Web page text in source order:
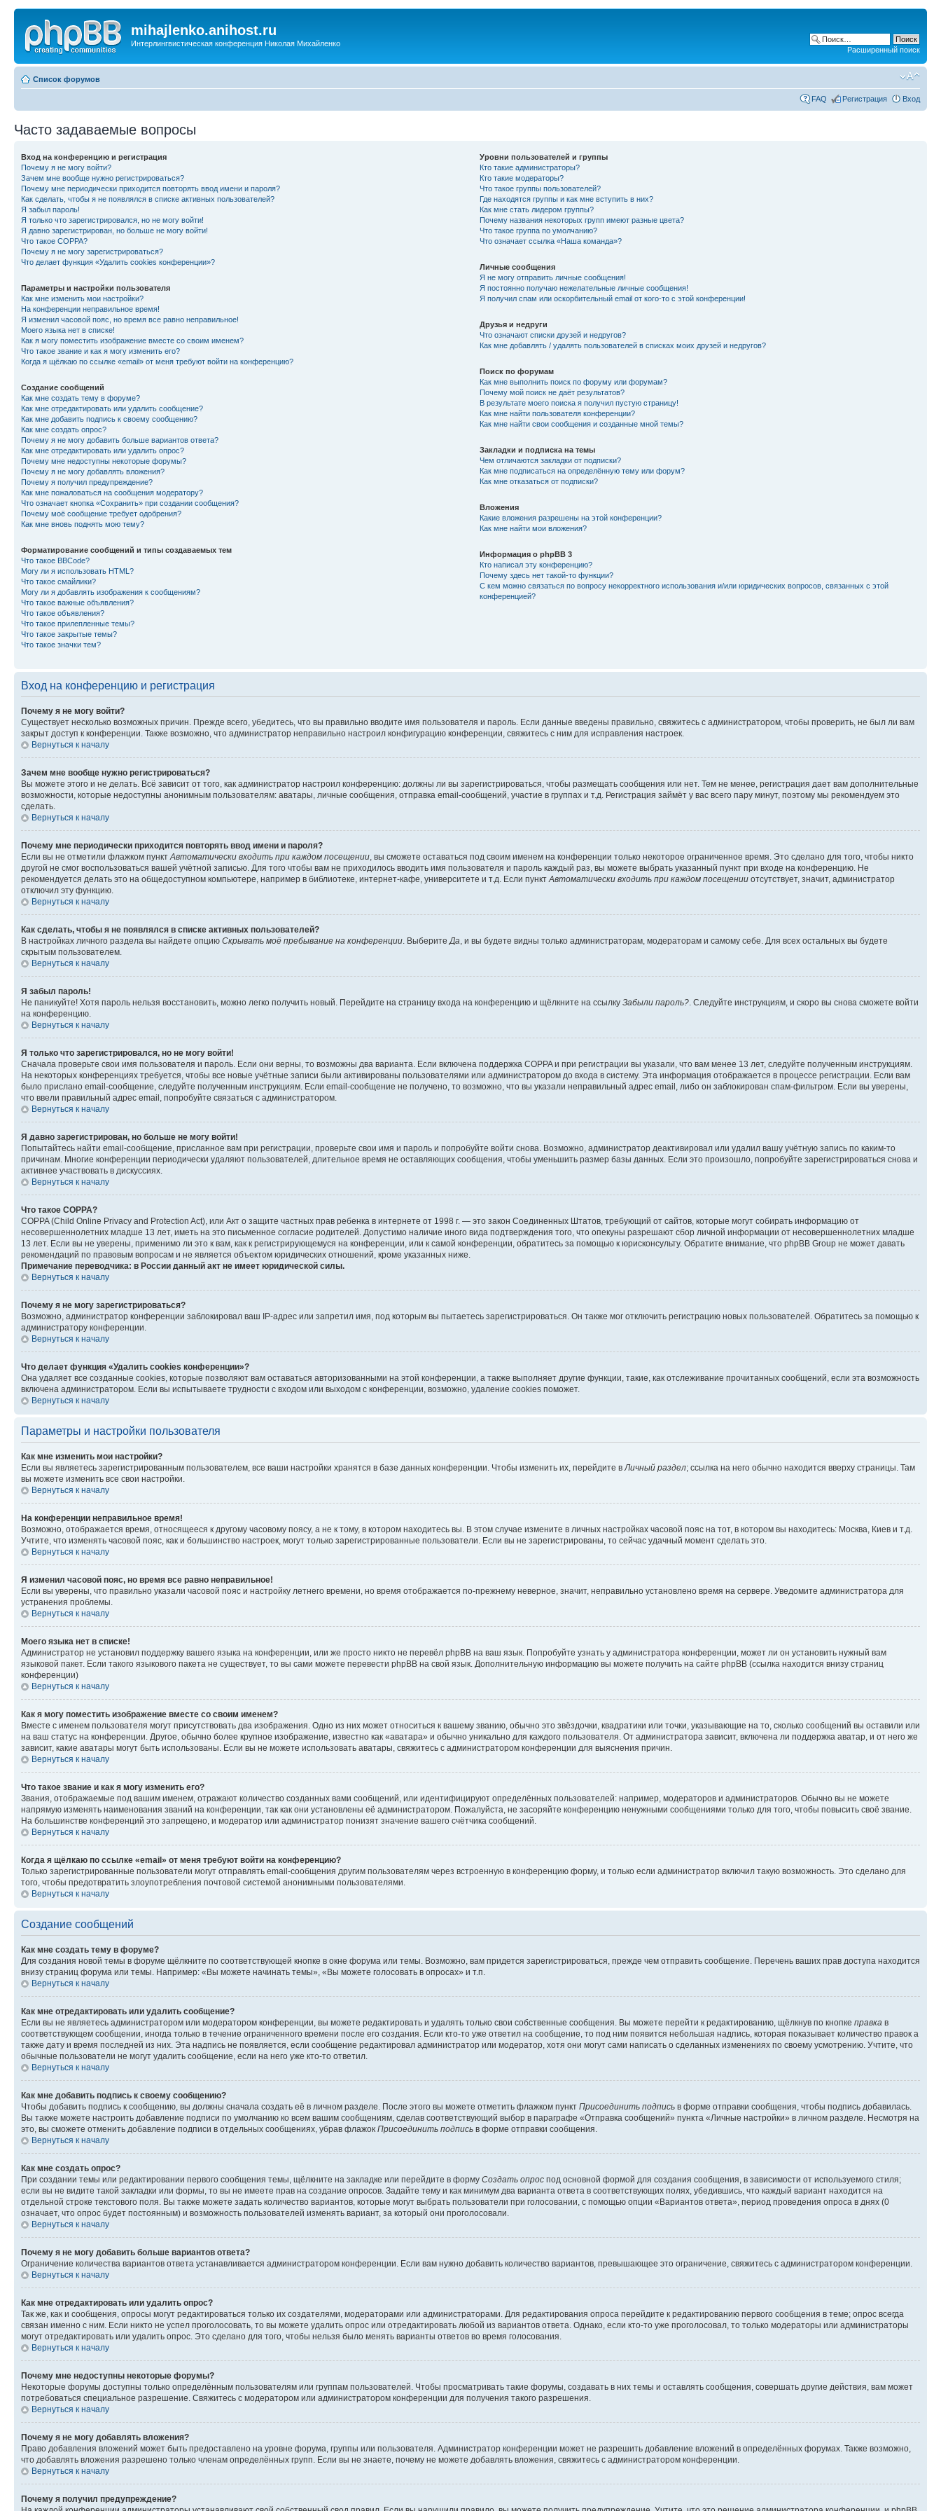
mihajlenko.anihost.ru
Интерлингвистическая конференция Николая Михайленко
Расширенный поиск
Список форумов
FAQ Регистрация Вход
Часто задаваемые вопросы
Вход на конференцию и регистрация
Почему я не могу войти?
Зачем мне вообще нужно регистрироваться?
Почему мне периодически приходится повторять ввод имени и пароля?
Как сделать, чтобы я не появлялся в списке активных пользователей?
Я забыл пароль!
Я только что зарегистрировался, но не могу войти!
Я давно зарегистрирован, но больше не могу войти!
Что такое COPPA?
Почему я не могу зарегистрироваться?
Что делает функция «Удалить cookies конференции»?
Параметры и настройки пользователя
Как мне изменить мои настройки?
На конференции неправильное время!
Я изменил часовой пояс, но время все равно неправильное!
Моего языка нет в списке!
Как я могу поместить изображение вместе со своим именем?
Что такое звание и как я могу изменить его?
Когда я щёлкаю по ссылке «email» от меня требуют войти на конференцию?
Создание сообщений
Как мне создать тему в форуме?
Как мне отредактировать или удалить сообщение?
Как мне добавить подпись к своему сообщению?
Как мне создать опрос?
Почему я не могу добавить больше вариантов ответа?
Как мне отредактировать или удалить опрос?
Почему мне недоступны некоторые форумы?
Почему я не могу добавлять вложения?
Почему я получил предупреждение?
Как мне пожаловаться на сообщения модератору?
Что означает кнопка «Сохранить» при создании сообщения?
Почему моё сообщение требует одобрения?
Как мне вновь поднять мою тему?
Форматирование сообщений и типы создаваемых тем
Что такое BBCode?
Могу ли я использовать HTML?
Что такое смайлики?
Могу ли я добавлять изображения к сообщениям?
Что такое важные объявления?
Что такое объявления?
Что такое прилепленные темы?
Что такое закрытые темы?
Что такое значки тем?
Уровни пользователей и группы
Кто такие администраторы?
Кто такие модераторы?
Что такое группы пользователей?
Где находятся группы и как мне вступить в них?
Как мне стать лидером группы?
Почему названия некоторых групп имеют разные цвета?
Что такое группа по умолчанию?
Что означает ссылка «Наша команда»?
Личные сообщения
Я не могу отправить личные сообщения!
Я постоянно получаю нежелательные личные сообщения!
Я получил спам или оскорбительный email от кого-то с этой конференции!
Друзья и недруги
Что означают списки друзей и недругов?
Как мне добавлять / удалять пользователей в списках моих друзей и недругов?
Поиск по форумам
Как мне выполнить поиск по форуму или форумам?
Почему мой поиск не даёт результатов?
В результате моего поиска я получил пустую страницу!
Как мне найти пользователя конференции?
Как мне найти свои сообщения и созданные мной темы?
Закладки и подписка на темы
Чем отличаются закладки от подписки?
Как мне подписаться на определённую тему или форум?
Как мне отказаться от подписки?
Вложения
Какие вложения разрешены на этой конференции?
Как мне найти мои вложения?
Информация о phpBB 3
Кто написал эту конференцию?
Почему здесь нет такой-то функции?
С кем можно связаться по вопросу некорректного использования и/или юридических вопросов, связанных с этой
конференцией?
Вход на конференцию и регистрация
Почему я не могу войти?
Существует несколько возможных причин. Прежде всего, убедитесь, что вы правильно вводите имя пользователя и пароль. Если данные введены правильно, свяжитесь с администратором, чтобы проверить, не был ли вам
закрыт доступ к конференции. Также возможно, что администратор неправильно настроил конфигурацию конференции, свяжитесь с ним для исправления настроек.
Вернуться к началу
Зачем мне вообще нужно регистрироваться?
Вы можете этого и не делать. Всё зависит от того, как администратор настроил конференцию: должны ли вы зарегистрироваться, чтобы размещать сообщения или нет. Тем не менее, регистрация дает вам дополнительные
возможности, которые недоступны анонимным пользователям: аватары, личные сообщения, отправка email-сообщений, участие в группах и т.д. Регистрация займёт у вас всего пару минут, поэтому мы рекомендуем это
сделать.
Вернуться к началу
Почему мне периодически приходится повторять ввод имени и пароля?
Если вы не отметили флажком пункт Автоматически входить при каждом посещении , вы сможете оставаться под своим именем на конференции только некоторое ограниченное время. Это сделано для того, чтобы никто
другой не смог воспользоваться вашей учётной записью. Для того чтобы вам не приходилось вводить имя пользователя и пароль каждый раз, вы можете выбрать указанный пункт при входе на конференцию. Не
рекомендуется делать это на общедоступном компьютере, например в библиотеке, интернет-кафе, университете и т.д. Если пункт Автоматически входить при каждом посещении отсутствует, значит, администратор
отключил эту функцию.
Вернуться к началу
Как сделать, чтобы я не появлялся в списке активных пользователей?
В настройках личного раздела вы найдете опцию Скрывать моё пребывание на конференции . Выберите Да , и вы будете видны только администраторам, модераторам и самому себе. Для всех остальных вы будете
скрытым пользователем.
Вернуться к началу
Я забыл пароль!
Не паникуйте! Хотя пароль нельзя восстановить, можно легко получить новый. Перейдите на страницу входа на конференцию и щёлкните на ссылку Забыли пароль? . Следуйте инструкциям, и скоро вы снова сможете войти
на конференцию.
Вернуться к началу
Я только что зарегистрировался, но не могу войти!
Сначала проверьте свои имя пользователя и пароль. Если они верны, то возможны два варианта. Если включена поддержка COPPA и при регистрации вы указали, что вам менее 13 лет, следуйте полученным инструкциям.
На некоторых конференциях требуется, чтобы все новые учётные записи были активированы пользователями или администратором до входа в систему. Эта информация отображается в процессе регистрации. Если вам
было прислано email-сообщение, следуйте полученным инструкциям. Если email-сообщение не получено, то возможно, что вы указали неправильный адрес email, либо он заблокирован спам-фильтром. Если вы уверены,
что ввели правильный адрес email, попробуйте связаться с администратором.
Вернуться к началу
Я давно зарегистрирован, но больше не могу войти!
Попытайтесь найти email-сообщение, присланное вам при регистрации, проверьте свои имя и пароль и попробуйте войти снова. Возможно, администратор деактивировал или удалил вашу учётную запись по каким-то
причинам. Многие конференции периодически удаляют пользователей, длительное время не оставляющих сообщения, чтобы уменьшить размер базы данных. Если это произошло, попробуйте зарегистрироваться снова и
активнее участвовать в дискуссиях.
Вернуться к началу
Что такое COPPA?
COPPA (Child Online Privacy and Protection Act), или Акт о защите частных прав ребенка в интернете от 1998 г. — это закон Соединенных Штатов, требующий от сайтов, которые могут собирать информацию от
несовершеннолетних младше 13 лет, иметь на это письменное согласие родителей. Допустимо наличие иного вида подтверждения того, что опекуны разрешают сбор личной информации от несовершеннолетних младше
13 лет. Если вы не уверены, применимо ли это к вам, как к регистрирующемуся на конференции, или к самой конференции, обратитесь за помощью к юрисконсульту. Обратите внимание, что phpBB Group не может давать
рекомендаций по правовым вопросам и не является объектом юридических отношений, кроме указанных ниже.
Примечание переводчика: в России данный акт не имеет юридической силы.
Вернуться к началу
Почему я не могу зарегистрироваться?
Возможно, администратор конференции заблокировал ваш IP-адрес или запретил имя, под которым вы пытаетесь зарегистрироваться. Он также мог отключить регистрацию новых пользователей. Обратитесь за помощью к
администратору конференции.
Вернуться к началу
Что делает функция «Удалить cookies конференции»?
Она удаляет все созданные cookies, которые позволяют вам оставаться авторизованными на этой конференции, а также выполняет другие функции, такие, как отслеживание прочитанных сообщений, если эта возможность
включена администратором. Если вы испытываете трудности с входом или выходом с конференции, возможно, удаление cookies поможет.
Вернуться к началу
Параметры и настройки пользователя
Как мне изменить мои настройки?
Если вы являетесь зарегистрированным пользователем, все ваши настройки хранятся в базе данных конференции. Чтобы изменить их, перейдите в Личный раздел; ссылка на него обычно находится вверху страницы. Там
вы можете изменить все свои настройки.
Вернуться к началу
На конференции неправильное время!
Возможно, отображается время, относящееся к другому часовому поясу, а не к тому, в котором находитесь вы. В этом случае измените в личных настройках часовой пояс на тот, в котором вы находитесь: Москва, Киев и т.д.
Учтите, что изменять часовой пояс, как и большинство настроек, могут только зарегистрированные пользователи. Если вы не зарегистрированы, то сейчас удачный момент сделать это.
Вернуться к началу
Я изменил часовой пояс, но время все равно неправильное!
Если вы уверены, что правильно указали часовой пояс и настройку летнего времени, но время отображается по-прежнему неверное, значит, неправильно установлено время на сервере. Уведомите администратора для
устранения проблемы.
Вернуться к началу
Моего языка нет в списке!
Администратор не установил поддержку вашего языка на конференции, или же просто никто не перевёл phpBB на ваш язык. Попробуйте узнать у администратора конференции, может ли он установить нужный вам
языковой пакет. Если такого языкового пакета не существует, то вы сами можете перевести phpBB на свой язык. Дополнительную информацию вы можете получить на сайте phpBB (ссылка находится внизу страниц
конференции)
Вернуться к началу
Как я могу поместить изображение вместе со своим именем?
Вместе с именем пользователя могут присутствовать два изображения. Одно из них может относиться к вашему званию, обычно это звёздочки, квадратики или точки, указывающие на то, сколько сообщений вы оставили или
на ваш статус на конференции. Другое, обычно более крупное изображение, известно как «аватара» и обычно уникально для каждого пользователя. От администратора зависит, включена ли поддержка аватар, и от него же
зависит, какие аватары могут быть использованы. Если вы не можете использовать аватары, свяжитесь с администратором конференции для выяснения причин.
Вернуться к началу
Что такое звание и как я могу изменить его?
Звания, отображаемые под вашим именем, отражают количество созданных вами сообщений, или идентифицируют определённых пользователей: например, модераторов и администраторов. Обычно вы не можете
напрямую изменять наименования званий на конференции, так как они установлены её администратором. Пожалуйста, не засоряйте конференцию ненужными сообщениями только для того, чтобы повысить своё звание.
На большинстве конференций это запрещено, и модератор или администратор понизят значение вашего счётчика сообщений.
Вернуться к началу
Когда я щёлкаю по ссылке «email» от меня требуют войти на конференцию?
Только зарегистрированные пользователи могут отправлять email-сообщения другим пользователям через встроенную в конференцию форму, и только если администратор включил такую возможность. Это сделано для
того, чтобы предотвратить злоупотребления почтовой системой анонимными пользователями.
Вернуться к началу
Создание сообщений
Как мне создать тему в форуме?
Для создания новой темы в форуме щёлкните по соответствующей кнопке в окне форума или темы. Возможно, вам придется зарегистрироваться, прежде чем отправить сообщение. Перечень ваших прав доступа находится
внизу страниц форума или темы. Например: «Вы можете начинать темы», «Вы можете голосовать в опросах» и т.п.
Вернуться к началу
Как мне отредактировать или удалить сообщение?
Если вы не являетесь администратором или модератором конференции, вы можете редактировать и удалять только свои собственные сообщения. Вы можете перейти к редактированию, щёлкнув по кнопке правка в
соответствующем сообщении, иногда только в течение ограниченного времени после его создания. Если кто-то уже ответил на сообщение, то под ним появится небольшая надпись, которая показывает количество правок а
также дату и время последней из них. Эта надпись не появляется, если сообщение редактировал администратор или модератор, хотя они могут сами написать о сделанных изменениях по своему усмотрению. Учтите, что
обычные пользователи не могут удалить сообщение, если на него уже кто-то ответил.
Вернуться к началу
Как мне добавить подпись к своему сообщению?
Чтобы добавить подпись к сообщению, вы должны сначала создать её в личном разделе. После этого вы можете отметить флажком пункт Присоединить подпись в форме отправки сообщения, чтобы подпись добавилась.
Вы также можете настроить добавление подписи по умолчанию ко всем вашим сообщениям, сделав соответствующий выбор в параграфе «Отправка сообщений» пункта «Личные настройки» в личном разделе. Несмотря на
это, вы сможете отменить добавление подписи в отдельных сообщениях, убрав флажок Присоединить подпись в форме отправки сообщения.
Вернуться к началу
Как мне создать опрос?
При создании темы или редактировании первого сообщения темы, щёлкните на закладке или перейдите в форму Создать опрос под основной формой для создания сообщения, в зависимости от используемого стиля;
если вы не видите такой закладки или формы, то вы не имеете прав на создание опросов. Задайте тему и как минимум два варианта ответа в соответствующих полях, убедившись, что каждый вариант находится на
отдельной строке текстового поля. Вы также можете задать количество вариантов, которые могут выбрать пользователи при голосовании, с помощью опции «Вариантов ответа», период проведения опроса в днях (0
означает, что опрос будет постоянным) и возможность пользователей изменять вариант, за который они проголосовали.
Вернуться к началу
Почему я не могу добавить больше вариантов ответа?
Ограничение количества вариантов ответа устанавливается администратором конференции. Если вам нужно добавить количество вариантов, превышающее это ограничение, свяжитесь с администратором конференции.
Вернуться к началу
Как мне отредактировать или удалить опрос?
Так же, как и сообщения, опросы могут редактироваться только их создателями, модераторами или администраторами. Для редактирования опроса перейдите к редактированию первого сообщения в теме; опрос всегда
связан именно с ним. Если никто не успел проголосовать, то вы можете удалить опрос или отредактировать любой из вариантов ответа. Однако, если кто-то уже проголосовал, то только модераторы или администраторы
могут отредактировать или удалить опрос. Это сделано для того, чтобы нельзя было менять варианты ответов во время голосования.
Вернуться к началу
Почему мне недоступны некоторые форумы?
Некоторые форумы доступны только определённым пользователям или группам пользователей. Чтобы просматривать такие форумы, создавать в них темы и оставлять сообщения, совершать другие действия, вам может
потребоваться специальное разрешение. Свяжитесь с модератором или администратором конференции для получения такого разрешения.
Вернуться к началу
Почему я не могу добавлять вложения?
Право добавления вложений может быть предоставлено на уровне форума, группы или пользователя. Администратор конференции может не разрешить добавление вложений в определённых форумах. Также возможно,
что добавлять вложения разрешено только членам определённых групп. Если вы не знаете, почему не можете добавлять вложения, свяжитесь с администратором конференции.
Вернуться к началу
Почему я получил предупреждение?